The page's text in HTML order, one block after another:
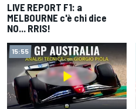
LIVE REPORT F1: a
MELBOURNE c'è chi dice
NO... RRIS!
15:55